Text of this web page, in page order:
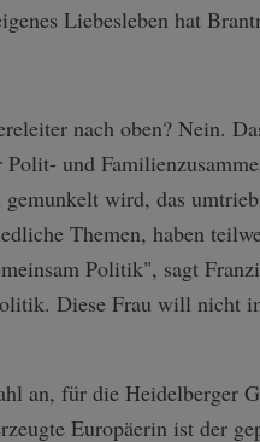
Liebesleben hat
nach oben? Nein.
und
wird, das
Themen, haben
Politik", sagt
Diese Frau will nicht
an, für die Heidelberger
Europäerin ist der